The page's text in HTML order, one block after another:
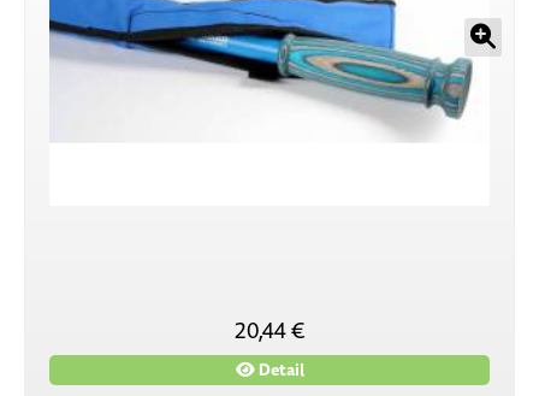
20,44 €
Detail